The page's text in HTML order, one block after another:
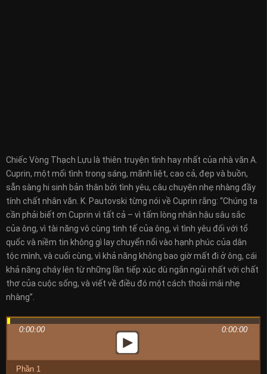
Chiếc Vòng Thạch Lựu là thiên truyện tình hay nhất của nhà văn A.
Cuprin, một mối tình trong sáng, mãnh liệt, cao cả, đẹp và buồn,
sẵn sàng hi sinh bản thân bởi tình yêu, câu chuyện nhẹ nhàng đầy
tính chất nhân văn. K. Pautovski từng nói về Cuprin rằng: “Chúng ta
cần phải biết ơn Cuprin vì tất cả – vì tấm lòng nhân hậu sâu sắc
của ông, vì tài năng vô cùng tinh tế của ông, vì tình yêu đối với tổ
quốc và niềm tin không gì lay chuyển nổi vào hạnh phúc của dân
tộc mình, và cuối cùng, vì khả năng không bao giờ mất đi ở ông, cái
khả năng cháy lên từ những lần tiếp xúc dù ngắn ngủi nhất với chất
thơ của cuộc sống, và viết về điều đó một cách thoải mái nhẹ
nhàng”.
0:00:00 0:00:00
Phần 1